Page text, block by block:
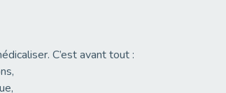
C’est avant tout :